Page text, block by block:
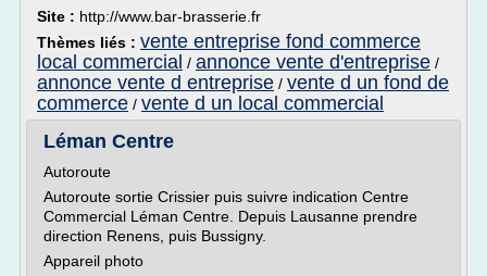
Site : http://www.bar-brasserie.fr
Thèmes liés : vente entreprise fond commerce
local commercial / annonce vente d'entreprise /
annonce vente d entreprise / vente d un fond de
commerce / vente d un local commercial
Léman Centre
Autoroute
Autoroute sortie Crissier puis suivre indication Centre
Commercial Léman Centre. Depuis Lausanne prendre
direction Renens, puis Bussigny.
Appareil photo